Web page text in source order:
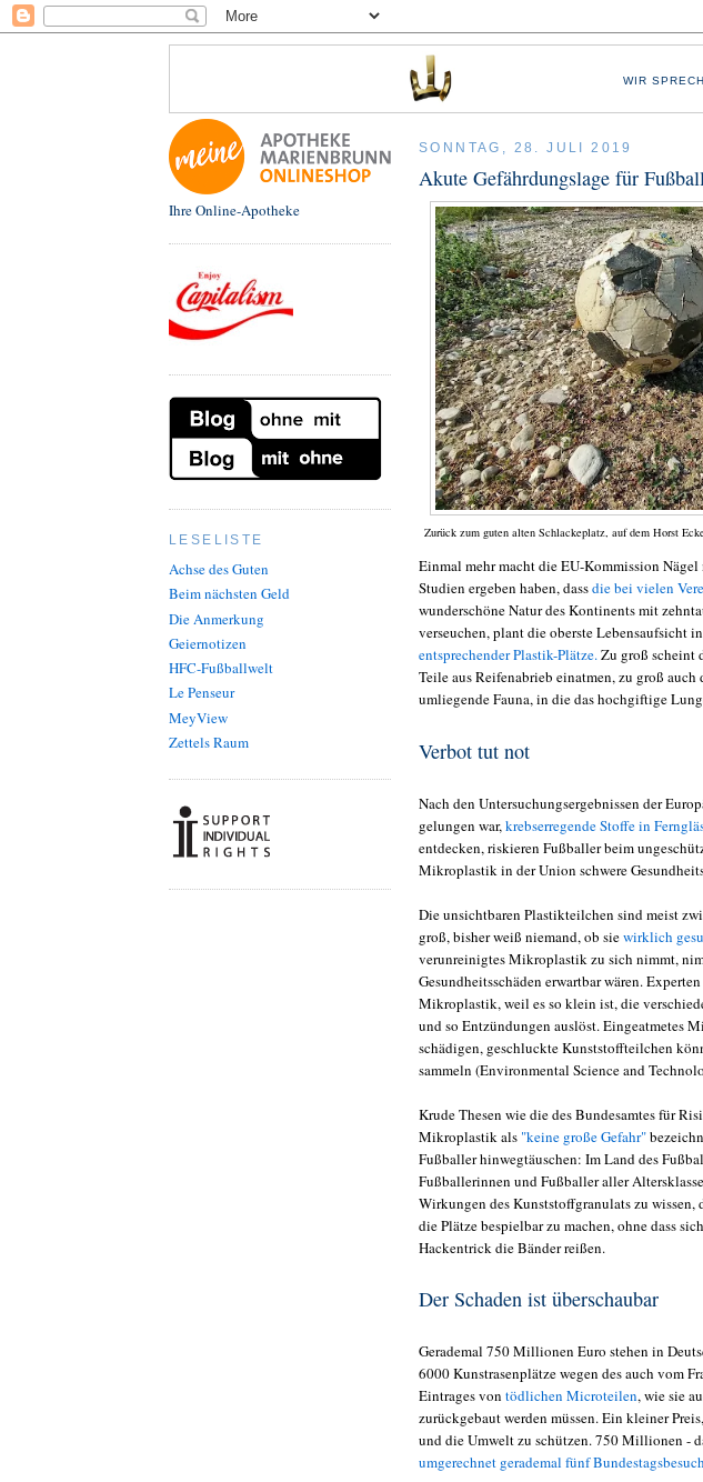
WIR
Ihre Online-Apotheke
LESELISTE
Achse des Guten
Beim nächsten Geld
Die Anmerkung
Geiernotizen
HFC-Fußballwelt
Le Penseur
MeyView
Zettels Raum
SONNTAG, 28. JULI 2019
Akute Gefährdungslage für
Zurück zum guten alten Schlackeplatz, auf dem Horst
Einmal mehr macht die EU-Kommission
Studien ergeben haben, dassdie bei vielen
wunderschöne Natur des Kontinents mit
verseuchen, plant die oberste Lebensaufsicht
entsprechender Plastik-Plätze.Zu groß scheint
Teile aus Reifenabrieb einatmen, zu groß
umliegende Fauna, in die das hochgiftige
Verbot tut not
Nach den Untersuchungsergebnissen der
gelungen war, krebserregende Stoffe in
entdecken, riskieren Fußballer beim
Mikroplastik in der Union schwere
Die unsichtbaren Plastikteilchen sind meist
groß, bisher weiß niemand, ob siewirklich
verunreinigtes Mikroplastik zu sich nimmt,
Gesundheitsschäden erwartbar wären.
Mikroplastik, weil es so klein ist, die
und so Entzündungen auslöst. Eingeatmetes
schädigen, geschluckte Kunststoffteilchen
sammeln (Environmental Science and
Krude Thesen wie die des Bundesamtes für
Mikroplastik als "keine große Gefahr"
Fußballer hinwegtäuschen: Im Land des
Fußballerinnen und Fußballer aller
Wirkungen des Kunststoffgranulats zu
die Plätze bespielbar zu machen, ohne dass
Hackentrick die Bänder reißen.
Der Schaden ist überschaubar
Gerademal 750 Millionen Euro stehen in
6000 Kunstrasenplätze wegen des auch vom
Eintrages von tödlichen Microteilen, wie sie
zurückgebaut werden müssen. Ein kleiner
und die Umwelt zu schützen. 750 Millionen -
umgerechnet gerademal fünf